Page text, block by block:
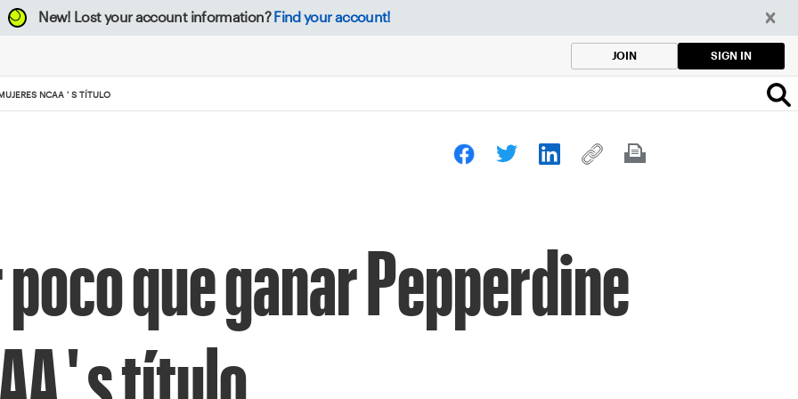
New! Lost your account information? Find your account!
JOIN SIGN IN
NCAA ' S TÍTULO
que ganar Pepperdine
' s título